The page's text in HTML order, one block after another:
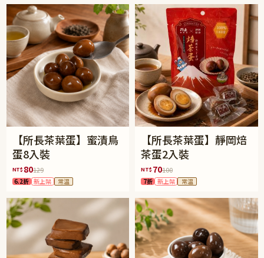
【所長茶葉蛋】蜜漬鳥
蛋8入裝
NT$ 80129
6.2折 新上架 常溫
【所長茶葉蛋】靜岡焙
茶蛋2入裝
NT$ 70100
7折 新上架 常溫